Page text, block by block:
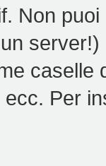
Non
caselle
Per